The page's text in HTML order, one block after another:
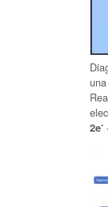
una
2e-